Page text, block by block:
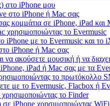
στο iPhone μου
στο iPhone ή Mac σας
κομμάτια σε iPhone, iPad
χρησιμοποιώντας το Evermusic
με το Evermusic και το
iPhone ή Mac σας
ακούσετε μουσική ή να
iPad ή Mac σας με τα
το πρωτόκολλο
με το Evermusic, Flacbox ή
το Finder
σε iPhone χρησιμοποιώντας